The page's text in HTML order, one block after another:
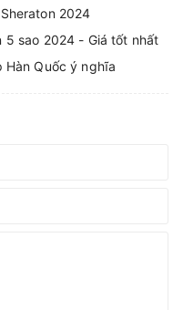
2024
5 sao 2024 - Giá tốt nhất
Hàn Quốc ý nghĩa